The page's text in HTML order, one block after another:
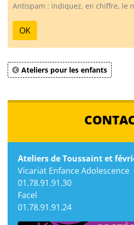
Antispam : indiquez, en chiffre, le
OK
Ateliers pour les enfants
Ateliers de Toussaint et
Vicariat Enfance Adolescence
01.78.91.91.30
Facel
01.78.91.91.24